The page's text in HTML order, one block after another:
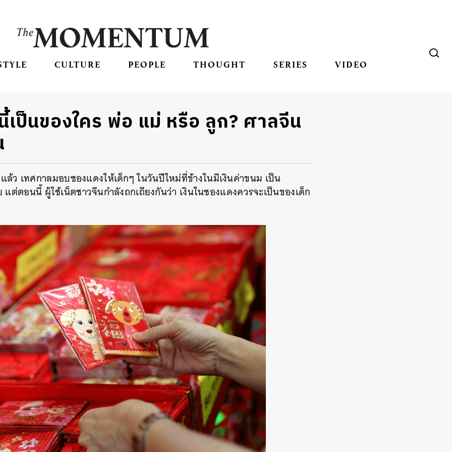
CULTURE PEOPLE THOUGHT SERIES VIDEO
เป็นของใคร พ่อ แม่ หรือ ลูก? ศาลจีน
ว เทศกาลมอบซองแดงให้เด็กๆ ในวันปีใหม่ที่ข้างในมีเงินค่าขนม เป็น
ต่ตอนนี้ ผู้ใช้เน็ตชาวจีนกำลังถกเถียงกันว่า เงินในซองแดงควรจะเป็นของเด็ก